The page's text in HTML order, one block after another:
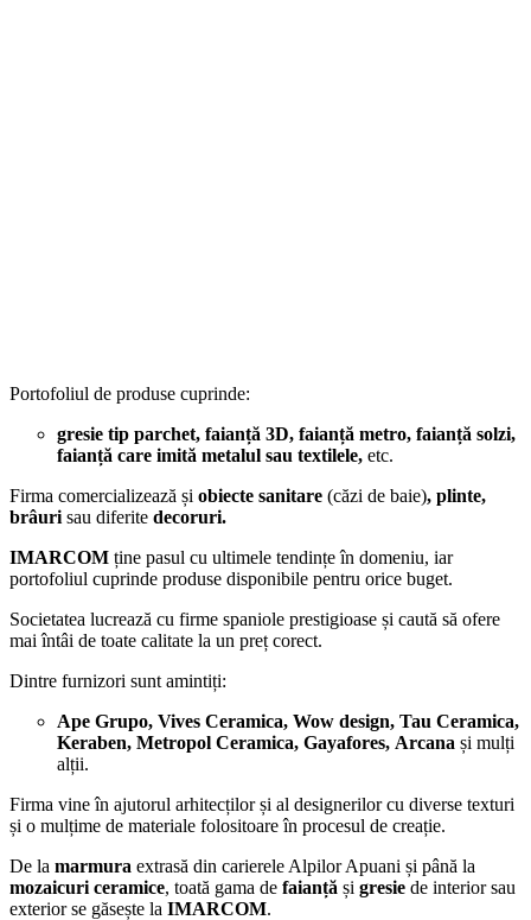
Portofoliul de produse cuprinde:
gresie tip parchet, faianță 3D, faianță metro, faianță solzi,
faianță care imită metalul sau textilele, etc.
Firma comercializează și obiecte sanitare (căzi de baie), plinte,
brâuri sau diferite decoruri.
IMARCOM ține pasul cu ultimele tendințe în domeniu, iar
portofoliul cuprinde produse disponibile pentru orice buget.
Societatea lucrează cu firme spaniole prestigioase și caută să ofere
mai întâi de toate calitate la un preț corect.
Dintre furnizori sunt amintiți:
Ape Grupo, Vives Ceramica, Wow design, Tau Ceramica,
Keraben, Metropol Ceramica, Gayafores, Arcana și mulți
alții.
Firma vine în ajutorul arhitecților și al designerilor cu diverse texturi
și o mulțime de materiale folositoare în procesul de creație.
De la marmura extrasă din carierele Alpilor Apuani și până la
mozaicuri ceramice, toată gama de faianță și gresie de interior sau
exterior se găsește la IMARCOM.